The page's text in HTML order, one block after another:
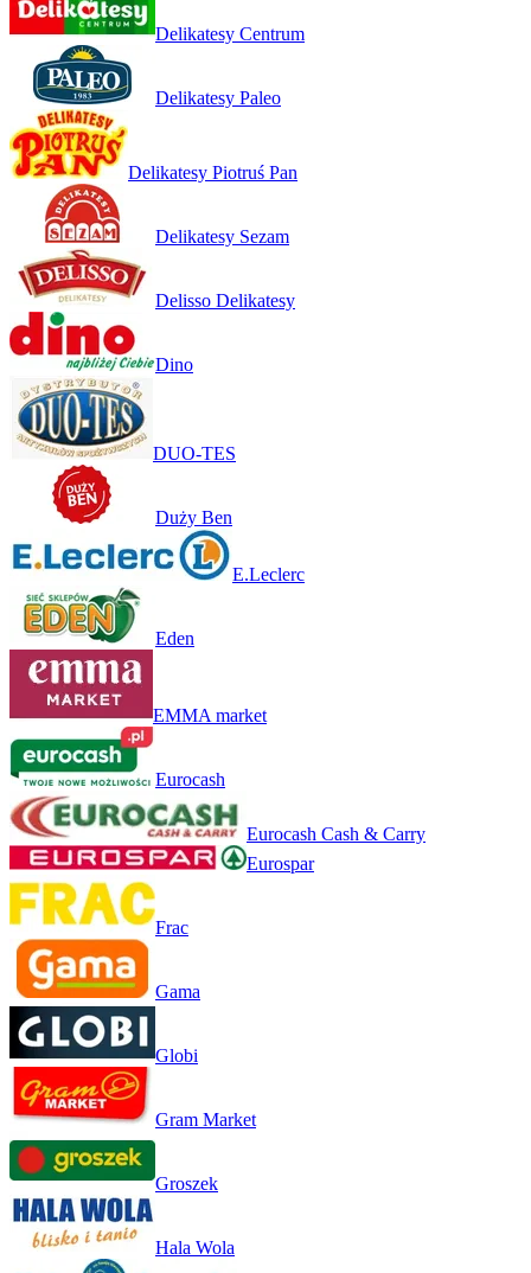
Delikatesy Centrum
Delikatesy Paleo
Delikatesy Piotruś Pan
Delikatesy Sezam
Delisso Delikatesy
Dino
DUO-TES
Duży Ben
E.Leclerc
Eden
EMMA market
Eurocash
Eurocash Cash & Carry
Eurospar
Frac
Gama
Globi
Gram Market
Groszek
Hala Wola